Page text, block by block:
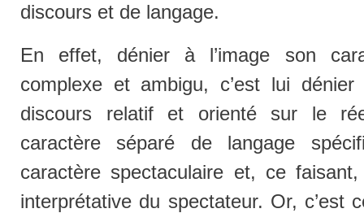
discours et de langage.
En effet, dénier à l’image son
complexe et ambigu, c’est lui
discours relatif et orienté sur le
caractère séparé de langage
caractère spectaculaire et, ce
interprétative du spectateur. Or, c’est